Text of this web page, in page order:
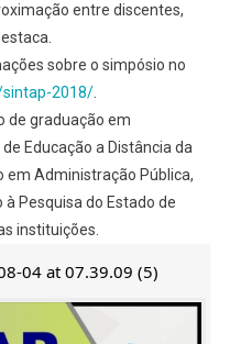
entre discentes,
sobre o simpósio no
2018/.
de graduação em
Educação a Distância da
em Administração Pública,
Pesquisa do Estado de
instituições.
04 at 07.39.09 (5)